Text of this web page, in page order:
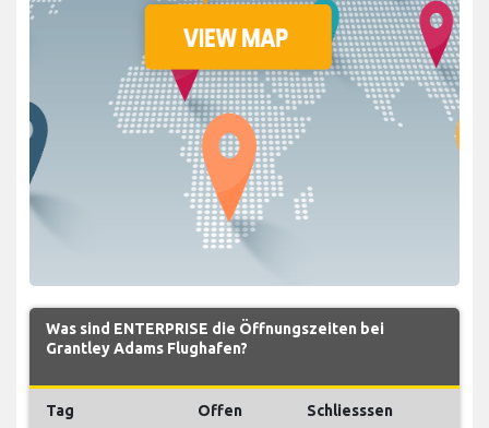
Was sind ENTERPRISE die Öffnungszeiten bei
Grantley Adams Flughafen?
Tag Offen Schliesssen